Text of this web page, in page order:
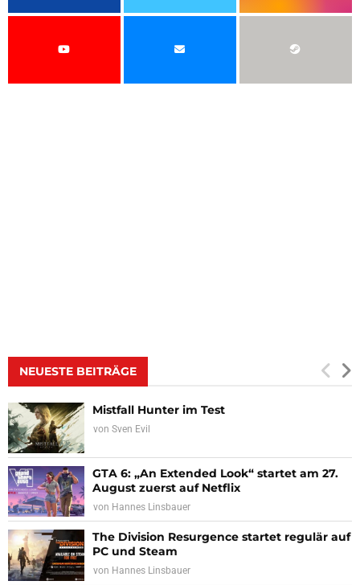
NEUESTE BEITRÄGE
Mistfall Hunter im Test
von Sven Evil
GTA 6: „An Extended Look“ startet am 27.
August zuerst auf Netflix
von Hannes Linsbauer
The Division Resurgence startet regulär auf
PC und Steam
von Hannes Linsbauer